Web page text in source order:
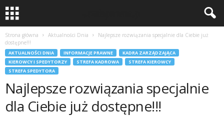
Strona główna Aktualności Dnia
Najlepsze rozwiązania specjalnie dla Ciebie już
dostępne!!!
AKTUALNOŚCI DNIA INFORMACJE PRAWNE
KADRA ZARZĄDZAJĄCA
KIEROWCY I SPEDYTORZY
STREFA KADROWA
STREFA KIEROWCY
STREFA SPEDYTORA
Najlepsze rozwiązania specjalnie
dla Ciebie już dostępne!!!